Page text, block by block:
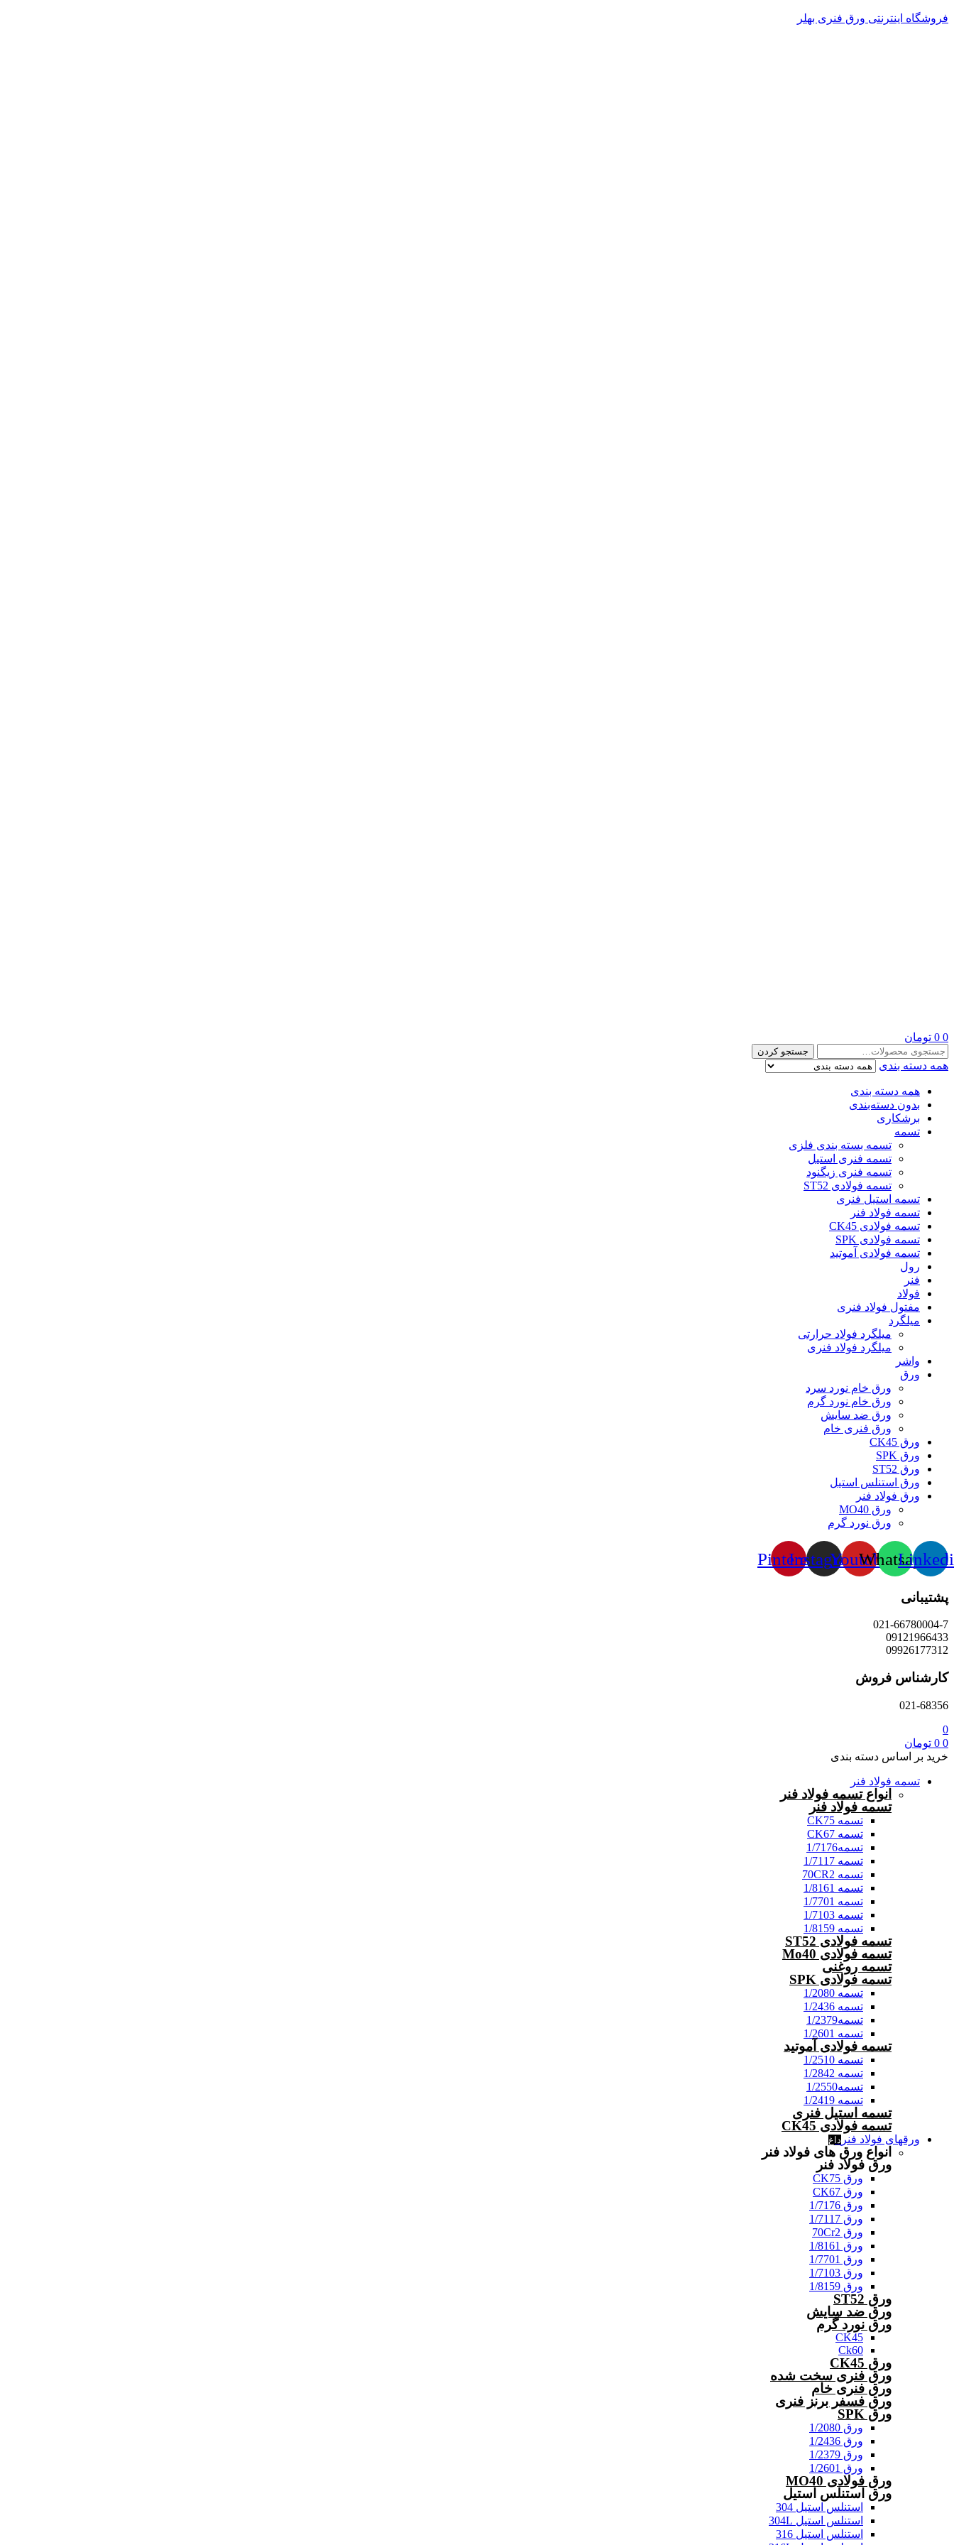
فروشگاه اینترنتی ورق فنری بهلر
0
0 تومان
جستجو
برای:
جستجو کردن
همه دسته بندی
همه دسته بندی
بدون دسته‌بندی
برشکاری
تسمه
تسمه بسته بندی فلزی
تسمه فنری استیل
تسمه فنری زیگنود
تسمه فولادی ST52
تسمه استیل فنری
تسمه فولاد فنر
تسمه فولادی CK45
تسمه فولادی SPK
تسمه فولادی آموتید
رول
فنر
فولاد
مفتول فولاد فنری
میلگرد
میلگرد فولاد حرارتی
میلگرد فولاد فنری
واشر
ورق
ورق خام نورد سرد
ورق خام نورد گرم
ورق ضد سایش
ورق فنری خام
ورق CK45
ورق SPK
ورق ST52
ورق استنلس استیل
ورق فولاد فنر
ورق MO40
ورق نورد گرم
Whatsapp
Youtube
Instagram
Pinterest
پشتیبانی
021-66780004-7
09121966433
09926177312
کارشناس فروش
021-68356
0
0
0 تومان
خرید بر اساس دسته بندی
تسمه فولاد فنر
انواع تسمه فولاد فنر
تسمه فولاد فنر
تسمه CK75
تسمه CK67
تسمه1/7176
تسمه 1/7117
تسمه 70CR2
تسمه 1/8161
تسمه 1/7701
تسمه 1/7103
تسمه 1/8159
تسمه فولادی ST52
تسمه فولادی Mo40
تسمه روغنی
تسمه فولادی SPK
تسمه 1/2080
تسمه 1/2436
تسمه1/2379
تسمه 1/2601
تسمه فولادی آموتید
تسمه 1/2510
تسمه 1/2842
تسمه1/2550
تسمه 1/2419
تسمه استیل فنری
تسمه فولادی CK45
ورقهای فولاد فنر داغ
انواع ورق های فولاد فنر
ورق فولاد فنر
ورق CK75
ورق CK67
ورق 1/7176
ورق 1/7117
ورق 70Cr2
ورق 1/8161
ورق 1/7701
ورق 1/7103
ورق 1/8159
ورق ST52
ورق ضد سایش
ورق نورد گرم
CK45
Ck60
ورق CK45
ورق فنری سخت شده
ورق فنری خام
ورق فسفر برنز فنری
ورق SPK
ورق 1/2080
ورق 1/2436
ورق 1/2379
ورق 1/2601
ورق فولادی MO40
ورق استنلس استیل
استنلس استیل 304
استنلس استیل 304L
استنلس استیل 316